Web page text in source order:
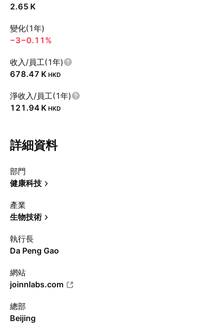
‪2.65 K‬
變化(1年)
−3−0.11%
收入/員工(1年)
‪678.47 K‬ HKD
淨收入/員工(1年)
‪121.94 K‬ HKD
詳細資料
部門
健康科技
產業
生物技術
執行長
Da Peng Gao
網站
joinnlabs.com
總部
Beijing